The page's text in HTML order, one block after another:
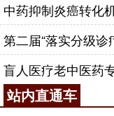
中药抑制炎癌转化
第二届“落实分级
盲人医疗老中医药
站内直通车